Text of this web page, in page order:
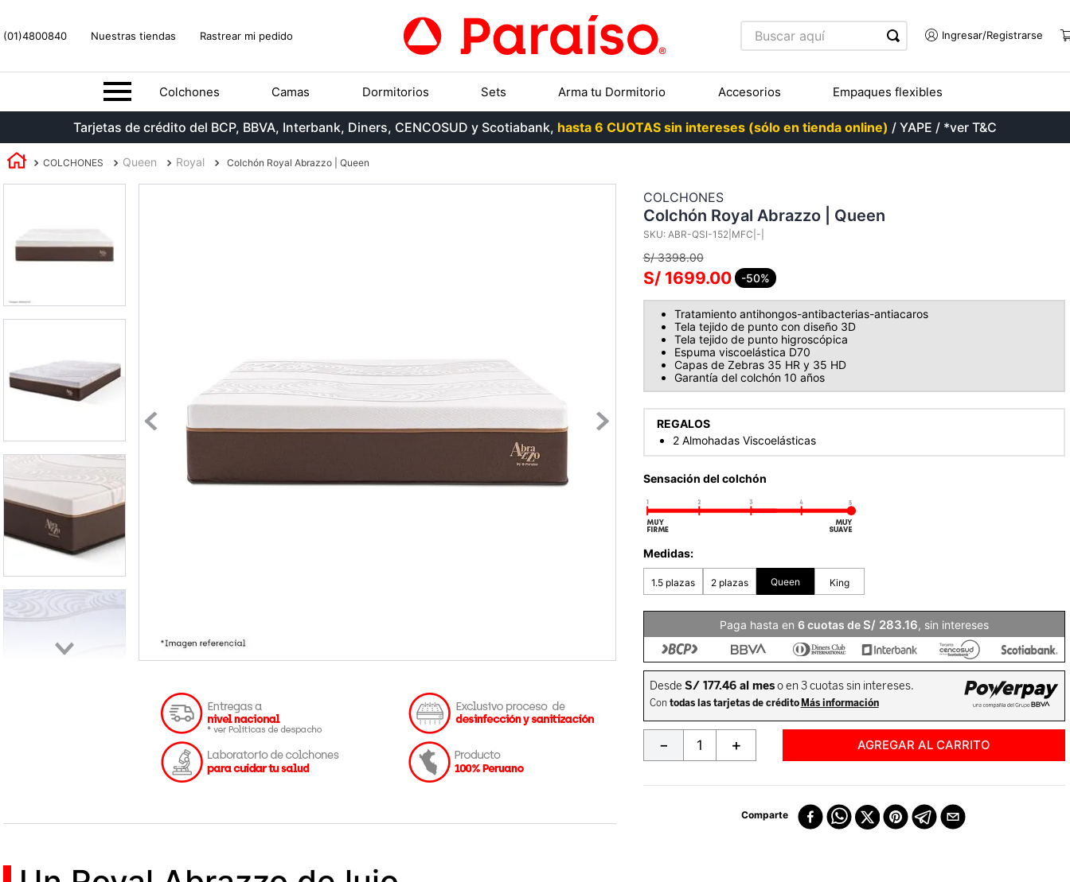
(01)4800840 Nuestras tiendas Rastrear mi pedido
Buscar aquí
Colchones Camas Dormitorios Sets Arma tu Dormitorio Accesorios Empaques flexibles
Tarjetas de crédito del BCP, BBVA, Interbank, Diners, CENCOSUD y Scotiabank, hasta 6 CUOTAS sin intereses (sólo en tienda online) / YAPE / *ver T&C
COLCHONES Queen Royal Colchón Royal Abrazzo | Queen
COLCHONES
Colchón Royal Abrazzo | Queen
SKU: ABR-QSI-152|MFC|-|
S/ 3398.00
S/ 1699.00 -50%
Tratamiento antihongos-antibacterias-antiacaros
Tela tejido de punto con diseño 3D
Tela tejido de punto higroscópica
Espuma viscoelástica D70
Capas de Zebras 35 HR y 35 HD
Garantía del colchón 10 años
REGALOS
2 Almohadas Viscoelásticas
Sensación del colchón
Paga hasta en 6 S/ 283.16, sin intereses
＋
－ AGREGAR AL CARRITO
Comparte